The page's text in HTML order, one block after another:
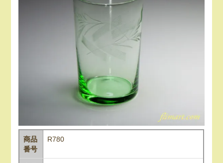
商品
番号
R780